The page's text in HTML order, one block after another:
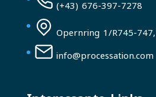
(+43) 676-397-7278
Opernring 1/R745-
info@processation.com